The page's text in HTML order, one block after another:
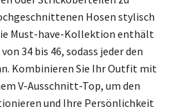
Hosen stylisch
Must-have-Kollektion enthält
34 bis 46, sodass jeder den
Kombinieren Sie Ihr Outfit mit
V-Ausschnitt-Top, um den
und Ihre Persönlichkeit